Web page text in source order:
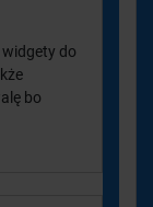
do
bo